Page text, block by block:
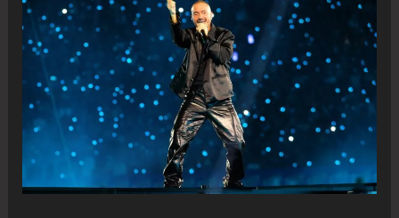
de
los
Grammy
2026:
principales
premios,